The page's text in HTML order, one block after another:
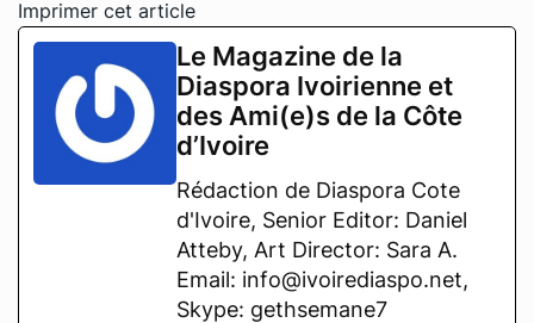
Imprimer cet article
Le Magazine de la
Diaspora Ivoirienne et
des Ami(e)s de la Côte
d’Ivoire
Rédaction de Diaspora Cote
d'Ivoire, Senior Editor: Daniel
Atteby, Art Director: Sara A.
Email: info@ivoirediaspo.net,
Skype: gethsemane7